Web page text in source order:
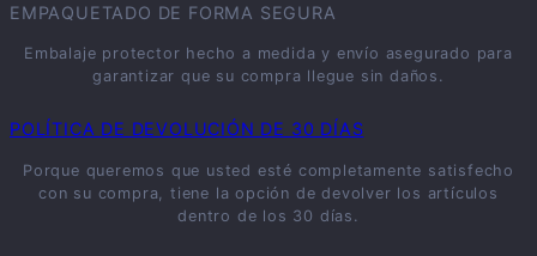
EMPAQUETADO DE FORMA SEGURA
Embalaje protector hecho a medida y envío asegurado para
garantizar que su compra llegue sin daños.
POLÍTICA DE DEVOLUCIÓN DE 30 DÍAS
Porque queremos que usted esté completamente satisfecho
con su compra, tiene la opción de devolver los artículos
dentro de los 30 días.